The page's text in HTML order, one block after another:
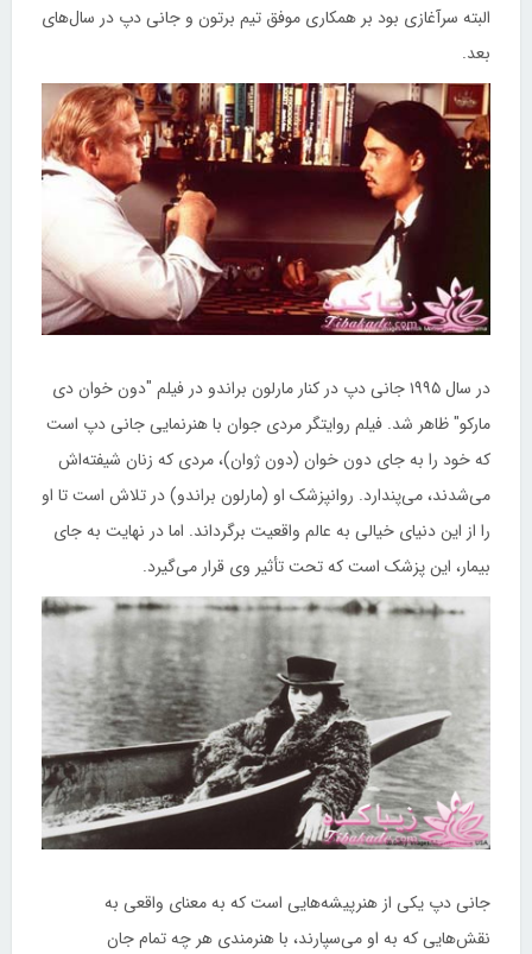
البته سرآغازی بود بر همکاری موفق تیم برتون و جانی دپ در سال‌های
بعد.
در سال ۱۹۹۵ جانی دپ در کنار مارلون براندو در فیلم "دون خوان دی
مارکو" ظاهر شد. فیلم روایتگر مردی جوان با هنرنمایی جانی دپ است
که خود را به جای دون خوان (دون ژوان)، مردی که زنان شیفته‌اش
می‌شدند، می‌پندارد. روانپزشک او (مارلون براندو) در تلاش است تا او
را از این دنیای خیالی به عالم واقعیت برگرداند. اما در نهایت به جای
بیمار، این پزشک است که تحت تأثیر وی قرار می‌گیرد.
جانی دپ یکی از هنرپیشه‌هایی است که به معنای واقعی به
نقش‌هایی که به او می‌سپارند، با هنرمندی هر چه تمام جان